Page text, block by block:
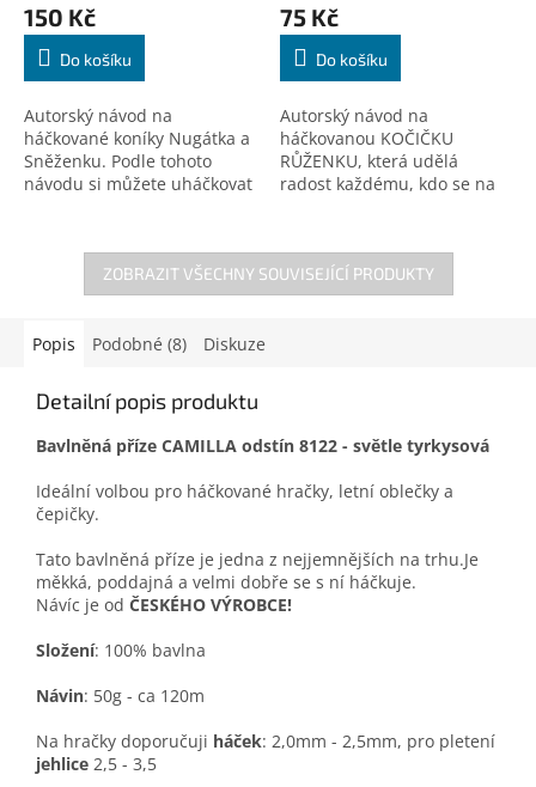
150 Kč
Do košíku
Autorský návod na
háčkované koníky Nugátka a
Sněženku. Podle tohoto
návodu si můžete uháčkovat
vznikne Nugátek nebo...
75 Kč
Do košíku
Autorský návod na
háčkovanou KOČIČKU
RŮŽENKU, která udělá
radost každému, kdo se na
kamaráda pejska Mártyho.
...
ZOBRAZIT VŠECHNY SOUVISEJÍCÍ PRODUKTY
Popis Podobné (8) Diskuze
Detailní popis produktu
Bavlněná příze CAMILLA odstín 8122 - světle tyrkysová
Ideální volbou pro háčkované hračky, letní oblečky a
čepičky.
Tato bavlněná příze je jedna z nejjemnějších na trhu.Je
měkká, poddajná a velmi dobře se s ní háčkuje.
Návíc je od ČESKÉHO VÝROBCE!
Složení: 100% bavlna
Návin: 50g - ca 120m
Na hračky doporučuji háček: 2,0mm - 2,5mm, pro pletení
jehlice 2,5 - 3,5